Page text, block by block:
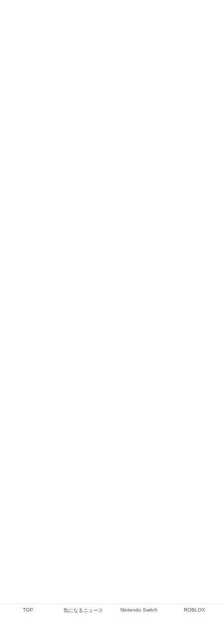
TOP 気になるニュース Nintendo Switch ROBLOX